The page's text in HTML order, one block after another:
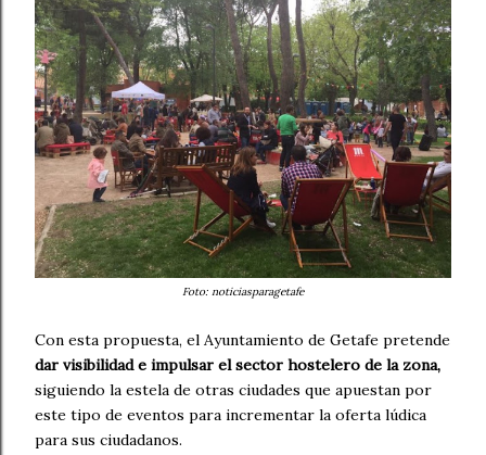
Foto: noticiasparagetafe
Con esta propuesta, el Ayuntamiento de Getafe pretende
dar visibilidad e impulsar el sector hostelero de la zona,
siguiendo la estela de otras ciudades que apuestan por
este tipo de eventos para incrementar la oferta lúdica
para sus ciudadanos.